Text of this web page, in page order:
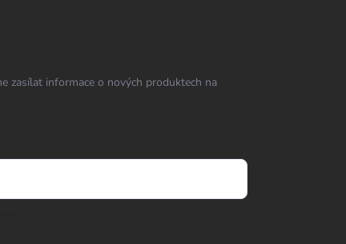
zasílat informace o nových produktech na